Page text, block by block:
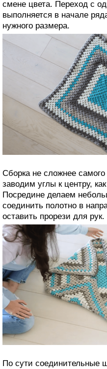
смене цвета. Переход с
выполняется в начале
нужного размера.
Сборка не сложнее
заводим углы к центру,
Посредине делаем
соединить полотно в
оставить прорези для рук.
По сути соединительные